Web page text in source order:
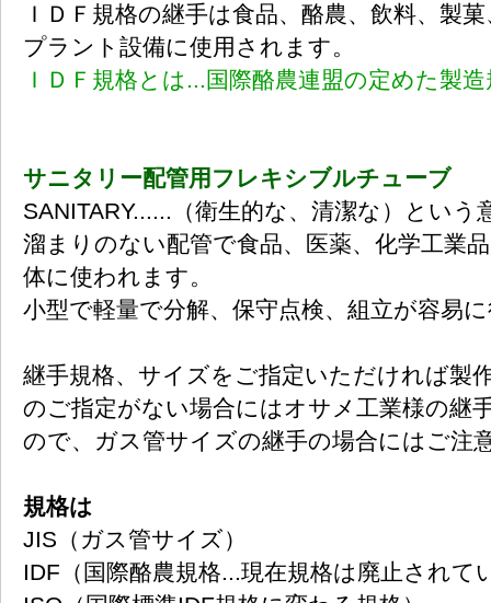
ＩＤＦ規格の継手は食品、酪農、飲料、製
プラント設備に使用されます。
ＩＤＦ規格とは...国際酪農連盟の定めた製
サニタリー配管用フレキシブルチューブ
SANITARY......（衛生的な、清潔な）とい
溜まりのない配管で食品、医薬、化学工業
体に使われます。
小型で軽量で分解、保守点検、組立が容易
継手規格、サイズをご指定いただければ製
のご指定がない場合にはオサメ工業様の継
ので、ガス管サイズの継手の場合にはご注
規格は
JIS（ガス管サイズ）
IDF（国際酪農規格...現在規格は廃止されて